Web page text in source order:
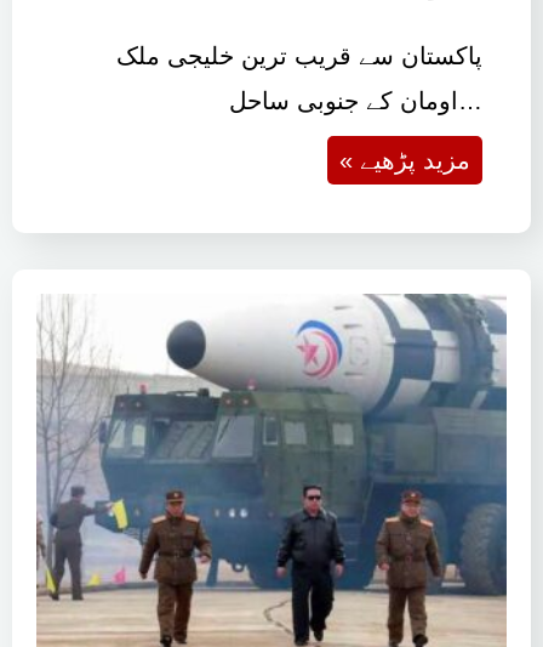
پاکستان سے قریب ترین خلیجی ملک
اومان کے جنوبی ساحل…
« مزید پڑھیے